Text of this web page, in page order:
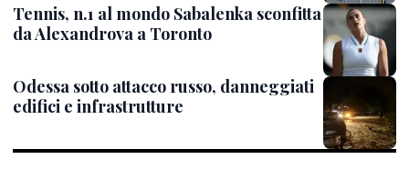
Tennis, n.1 al mondo Sabalenka sconfitta
da Alexandrova a Toronto
Odessa sotto attacco russo, danneggiati
edifici e infrastrutture